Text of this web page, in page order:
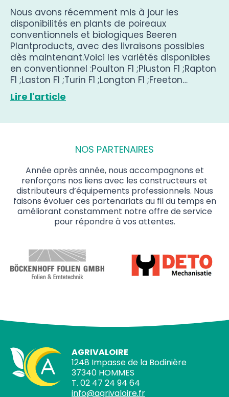
Nous avons récemment mis à jour les
disponibilités en plants de poireaux
conventionnels et biologiques Beeren
Plantproducts, avec des livraisons possibles
dès maintenant.Voici les variétés disponibles
en conventionnel :Poulton F1 ;Pluston F1 ;Rapton
F1 ;Laston F1 ;Turin F1 ;Longton F1 ;Freeton…
Lire l'article
NOS PARTENAIRES
Année après année, nous accompagnons et
renforçons nos liens avec les constructeurs et
distributeurs d’équipements professionnels. Nous
faisons évoluer ces partenariats au fil du temps en
améliorant constamment notre offre de service
pour répondre à vos attentes.
AGRIVALOIRE
1248 Impasse de la Bodinière
37340 HOMMES
T. 02 47 24 94 64
info@agrivaloire.fr